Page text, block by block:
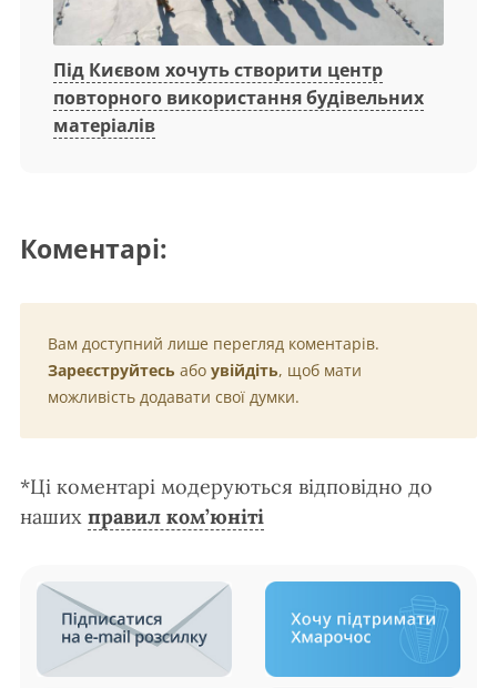
Під Києвом хочуть створити центр
повторного використання будівельних
матеріалів
Коментарі:
Вам доступний лише перегляд коментарів.
Зареєструйтесь або увійдіть, щоб мати
можливість додавати свої думки.
*Ці коментарі модеруються відповідно до
наших правил ком’юніті